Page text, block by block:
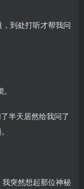
到处打听才帮我问
半天居然给我问了
我突然想起那位神秘